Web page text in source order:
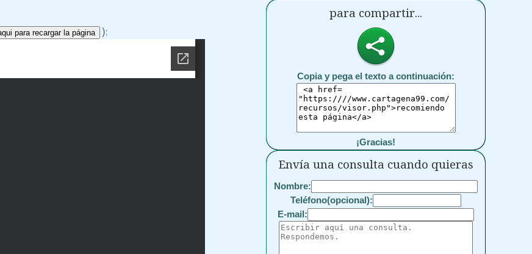
para recargar la página ):
para compartir...
Copia y pega el texto a continuación:
¡Gracias!
Envía una consulta cuando quieras
Nombre:
Teléfono(opcional):
E-mail: